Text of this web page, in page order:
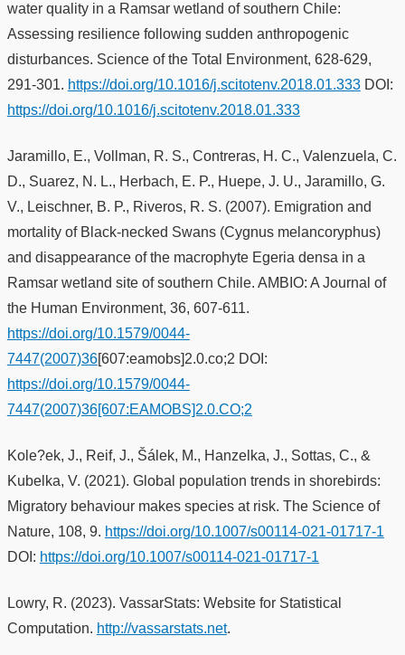
water quality in a Ramsar wetland of southern Chile:
Assessing resilience following sudden anthropogenic
disturbances. Science of the Total Environment, 628-629,
291-301. https://doi.org/10.1016/j.scitotenv.2018.01.333DOI:
https://doi.org/10.1016/j.scitotenv.2018.01.333
Jaramillo, E., Vollman, R. S., Contreras, H. C., Valenzuela, C.
D., Suarez, N. L., Herbach, E. P., Huepe, J. U., Jaramillo, G.
V., Leischner, B. P., Riveros, R. S. (2007). Emigration and
mortality of Black-necked Swans (Cygnus melancoryphus)
and disappearance of the macrophyte Egeria densa in a
Ramsar wetland site of southern Chile. AMBIO: A Journal of
the Human Environment, 36, 607-611.
https://doi.org/10.1579/0044-
7447(2007)36[607:eamobs]2.0.co;2 DOI:
https://doi.org/10.1579/0044-
7447(2007)36[607:EAMOBS]2.0.CO;2
Kole?ek, J., Reif, J., Šálek, M., Hanzelka, J., Sottas, C., &
Kubelka, V. (2021). Global population trends in shorebirds:
Migratory behaviour makes species at risk. The Science of
Nature, 108, 9. https://doi.org/10.1007/s00114-021-01717-1
DOI: https://doi.org/10.1007/s00114-021-01717-1
Lowry, R. (2023). VassarStats: Website for Statistical
Computation. http://vassarstats.net.